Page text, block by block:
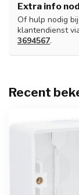
Extra info
Of hulp nodig
klantendienst
3694567.
Recent